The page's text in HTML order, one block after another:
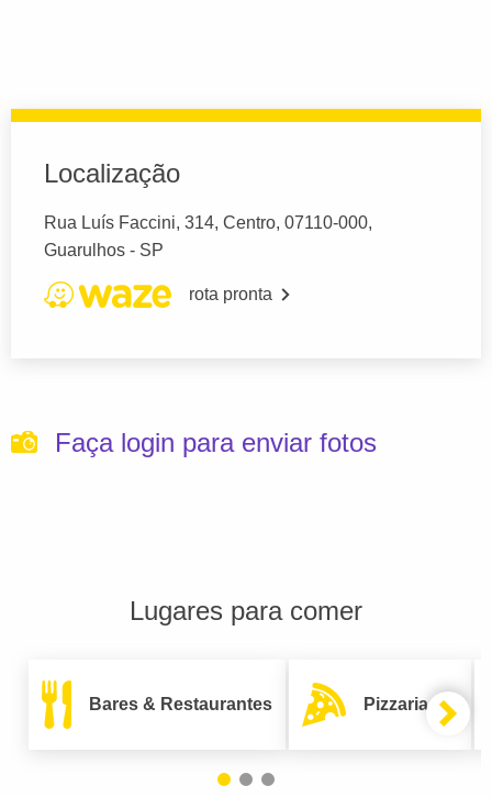
Localização
Rua Luís Faccini, 314, Centro, 07110-000,
Guarulhos - SP
rota pronta
Faça login para enviar fotos
Lugares para comer
Bares & Restaurantes Pizzarias